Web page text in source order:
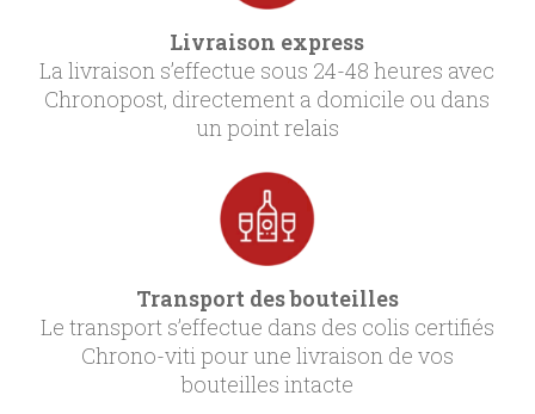
Livraison express
La livraison s’effectue sous 24-48 heures avec
Chronopost, directement a domicile ou dans
un point relais
Transport des bouteilles
Le transport s’effectue dans des colis certifiés
Chrono-viti pour une livraison de vos
bouteilles intacte